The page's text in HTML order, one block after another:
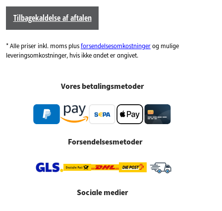
Tilbagekaldelse af aftalen
* Alle priser inkl. moms plusforsendelsesomkostningerog mulige
leveringsomkostninger, hvis ikke andet er angivet.
Vores betalingsmetoder
Forsendelsesmetoder
Sociale medier